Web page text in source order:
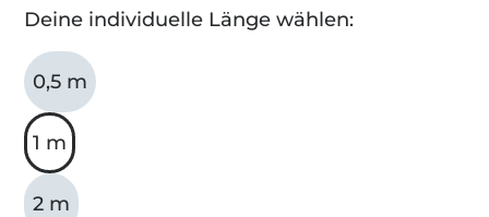
Deine individuelle Länge wählen:
0,5 m
1 m
2 m